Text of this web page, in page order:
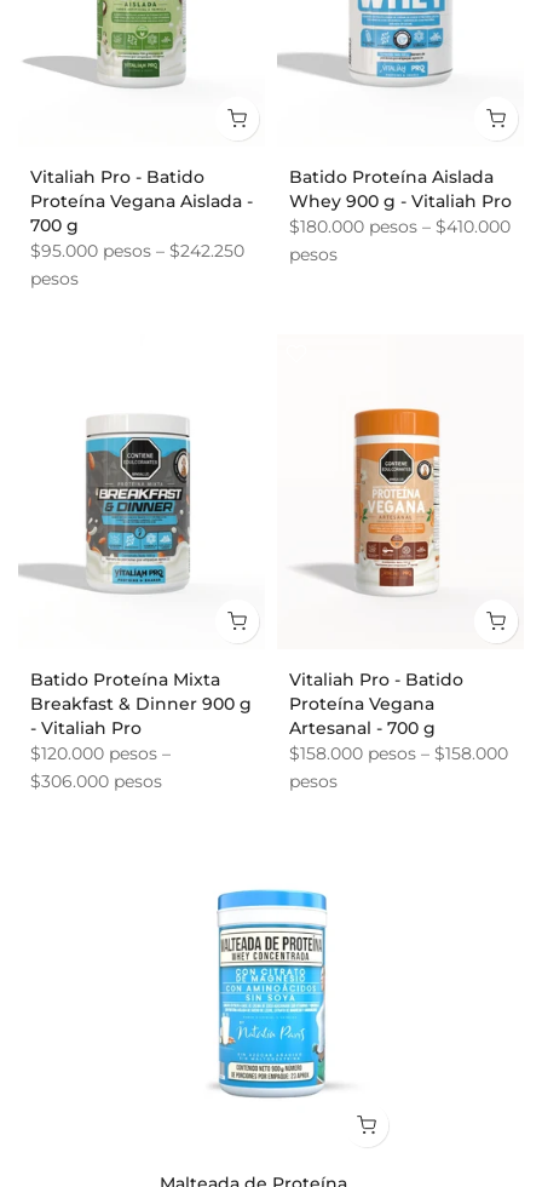
Vitaliah Pro - Batido
Proteína Vegana Aislada -
700 g
$95.000 pesos – $242.250
pesos
Batido Proteína Aislada
Whey 900 g - Vitaliah Pro
$180.000 pesos – $410.000
pesos
Batido Proteína Mixta
Breakfast & Dinner 900 g
- Vitaliah Pro
$120.000 pesos –
$306.000 pesos
Vitaliah Pro - Batido
Proteína Vegana
Artesanal - 700 g
$158.000 pesos – $158.000
pesos